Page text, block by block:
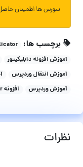
سورس ها اطمینان
برچسب ها:
آموزش افزونه دابلیکیتور
آموزش انتقال وردپرس
آموزش وردپرس
افزونه Duplicator
نظرات